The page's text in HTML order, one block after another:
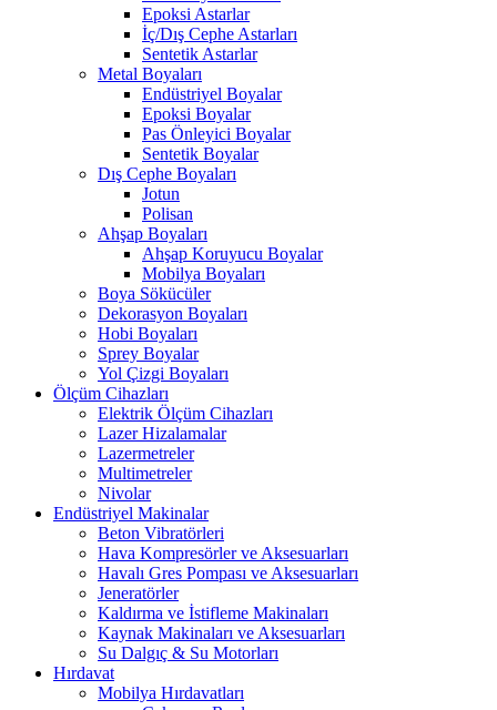
Epoksi Astarlar
İç/Dış Cephe Astarları
Sentetik Astarlar
Metal Boyaları
Endüstriyel Boyalar
Epoksi Boyalar
Pas Önleyici Boyalar
Sentetik Boyalar
Dış Cephe Boyaları
Jotun
Polisan
Ahşap Boyaları
Ahşap Koruyucu Boyalar
Mobilya Boyaları
Boya Sökücüler
Dekorasyon Boyaları
Hobi Boyaları
Sprey Boyalar
Yol Çizgi Boyaları
Ölçüm Cihazları
Elektrik Ölçüm Cihazları
Lazer Hizalamalar
Lazermetreler
Multimetreler
Nivolar
Endüstriyel Makinalar
Beton Vibratörleri
Hava Kompresörler ve Aksesuarları
Havalı Gres Pompası ve Aksesuarları
Jeneratörler
Kaldırma ve İstifleme Makinaları
Kaynak Makinaları ve Aksesuarları
Su Dalgıç & Su Motorları
Hırdavat
Mobilya Hırdavatları